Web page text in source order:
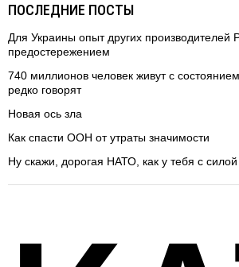
ПОСЛЕДНИЕ ПОСТЫ
Для Украины опыт других производителей
предостережением
740 миллионов человек живут с
редко говорят
Новая ось зла
Как спасти ООН от утраты значимости
Ну скажи, дорогая НАТО, как у тебя с